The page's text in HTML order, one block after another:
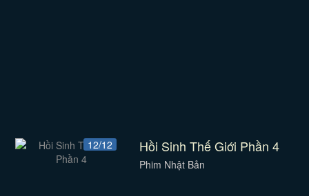
12/12 Hồi Sinh Thế Giới Phần 4
Phim Nhật Bản